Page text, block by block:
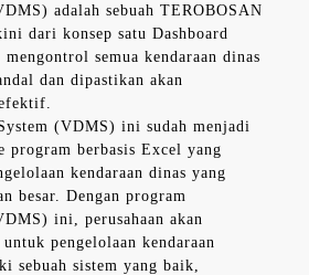
adalah sebuah TEROBOSAN
dari konsep satu Dashboard
semua kendaraan dinas
dan dipastikan akan
(VDMS) ini sudah menjadi
program berbasis Excel yang
kendaraan dinas yang
besar. Dengan program
ini, perusahaan akan
pengelolaan kendaraan
sebuah sistem yang baik,